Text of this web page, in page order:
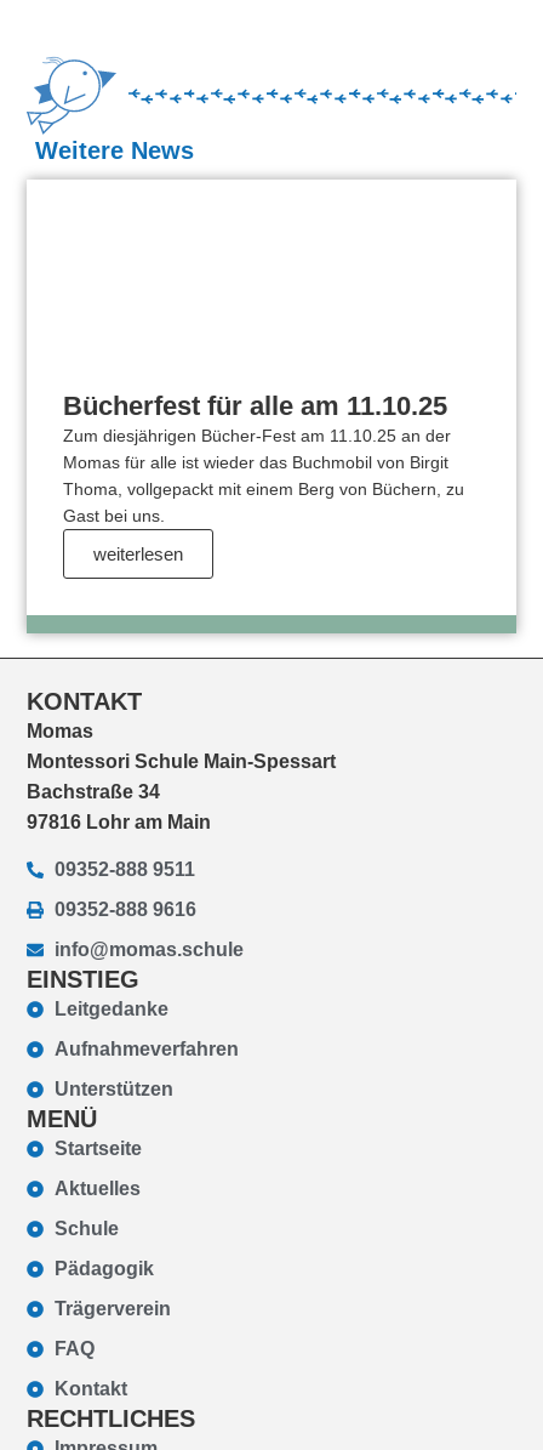
Weitere News
Bücherfest für alle am 11.10.25
Zum diesjährigen Bücher-Fest am 11.10.25 an der
Momas für alle ist wieder das Buchmobil von Birgit
Thoma, vollgepackt mit einem Berg von Büchern, zu
Gast bei uns.
weiterlesen
KONTAKT
Momas
Montessori Schule Main-Spessart
Bachstraße 34
97816 Lohr am Main
09352-888 9511
09352-888 9616
info@momas.schule
EINSTIEG
Leitgedanke
Aufnahmeverfahren
Unterstützen
MENÜ
Startseite
Aktuelles
Schule
Pädagogik
Trägerverein
FAQ
Kontakt
RECHTLICHES